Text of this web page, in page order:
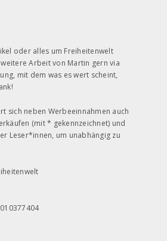
oder alles um Freiheitenwelt
weitere Arbeit von Martin gernvia
mit dem was es wert scheint,
sich neben Werbeeinnahmen auch
(mit * gekennzeichnet) und
Leser*innen, um unabhängig zu